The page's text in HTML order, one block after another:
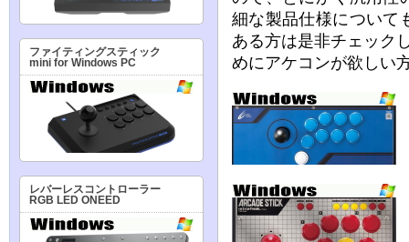
細な製品仕様について
ある方は是非チェック
めにアケコンが欲しい
ファイティングスティック
mini for Windows PC
レバーレスコントローラー
RGB LED ONEED